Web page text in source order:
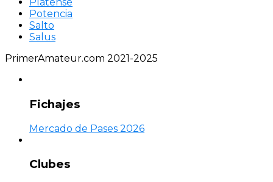
Potencia
Salto
Salus
PrimerAmateur.com 2021-2025
Fichajes
Mercado de Pases 2026
Clubes